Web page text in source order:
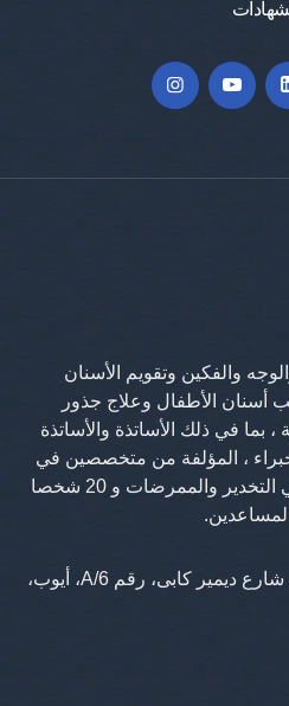
والفكين وتقويم الأسنان
أسنان الأطفال وعلاج جذور
، بما في ذلك الأساتذة والأساتذة
، المؤلفة من متخصصين في
التخدير والعناية المركزة وفنيي التخدير والممرضات و 20 شخصا
المساعدين.
إدرنه كابى، شارع رامي، شارع ديمير كابى، رقم 6/A، أيوب،